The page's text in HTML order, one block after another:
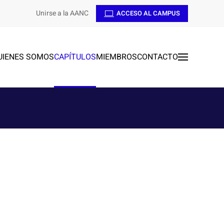
Unirse a la AANC ACCESO AL CAMPUS
SOMOSCAPÍTULOSMIEMBROSCONTACTO